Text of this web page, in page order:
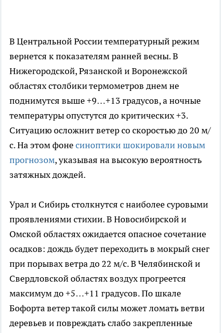
В Центральной России температурный режим
вернется к показателям ранней весны. В
Нижегородской, Рязанской и Воронежской
областях столбики термометров днем не
поднимутся выше +9…+13 градусов, а ночные
температуры опустутся до критических +3.
Ситуацию осложнит ветер со скоростью до 20 м/
с. На этом фонесиноптики шокировали новым
прогнозом, указывая на высокую вероятность
затяжных дождей.
Урал и Сибирь столкнутся с наиболее суровыми
проявлениями стихии. В Новосибирской и
Омской областях ожидается опасное сочетание
осадков: дождь будет переходить в мокрый снег
при порывах ветра до 22 м/с. В Челябинской и
Свердловской областях воздух прогреется
максимум до +5…+11 градусов. По шкале
Бофорта ветер такой силы может ломать ветви
деревьев и повреждать слабо закрепленные